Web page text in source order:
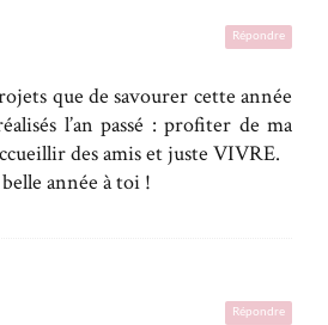
Répondre
que de savourer cette année
l’an passé : profiter de ma
des amis et juste VIVRE.
année à toi !
Répondre